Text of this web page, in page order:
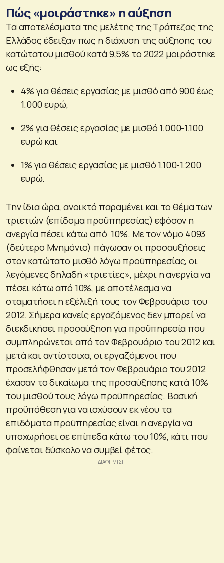
Πώς «μοιράστηκε» η αύξηση
Τα αποτελέσματα της μελέτης της Τράπεζας της
Ελλάδος έδειξαν πως η διάχυση της αύξησης του
κατώτατου μισθού κατά 9,5% το 2022 μοιράστηκε
ως εξής:
4% για θέσεις εργασίας με μισθό από 900 έως
1.000 ευρώ,
2% για θέσεις εργασίας με μισθό 1.000-1.100
ευρώ και
1% για θέσεις εργασίας με μισθό 1.100-1.200
ευρώ.
Την ίδια ώρα, ανοικτό παραμένει και το θέμα των
τριετιών (επίδομα προϋπηρεσίας) εφόσον η
ανεργία πέσει κάτω από 10%. Με τον νόμο 4093
(δεύτερο Μνημόνιο) πάγωσαν οι προσαυξήσεις
στον κατώτατο μισθό λόγω προϋπηρεσίας, οι
λεγόμενες δηλαδή «τριετίες», μέχρι η ανεργία να
πέσει κάτω από 10%, με αποτέλεσμα να
σταματήσει η εξέλιξή τους τον Φεβρουάριο του
2012. Σήμερα κανείς εργαζόμενος δεν μπορεί να
διεκδικήσει προσαύξηση για προϋπηρεσία που
συμπληρώνεται από τον Φεβρουάριο του 2012 και
μετά και αντίστοιχα, οι εργαζόμενοι που
προσελήφθησαν μετά τον Φεβρουάριο του 2012
έχασαν το δικαίωμα της προσαύξησης κατά 10%
του μισθού τους λόγω προϋπηρεσίας. Βασική
προϋπόθεση για να ισχύσουν εκ νέου τα
επιδόματα προϋπηρεσίας είναι η ανεργία να
υποχωρήσει σε επίπεδα κάτω του 10%, κάτι που
φαίνεται δύσκολο να συμβεί φέτος.